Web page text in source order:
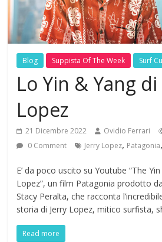
Blog Suppista Of The Week Surf
Lo Yin & Yang
Lopez
21 Dicembre 2022 Ovidio Ferrari
0 Comment
Jerry Lopez, Patagonia,
E’ da poco uscito su Youtube “The
Lopez”, un film Patagonia prodotto
Stacy Peralta, che racconta
storia di Jerry Lopez, mitico surfista,
Read more